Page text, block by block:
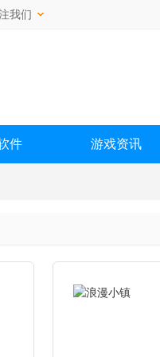
我们
件 游戏资讯